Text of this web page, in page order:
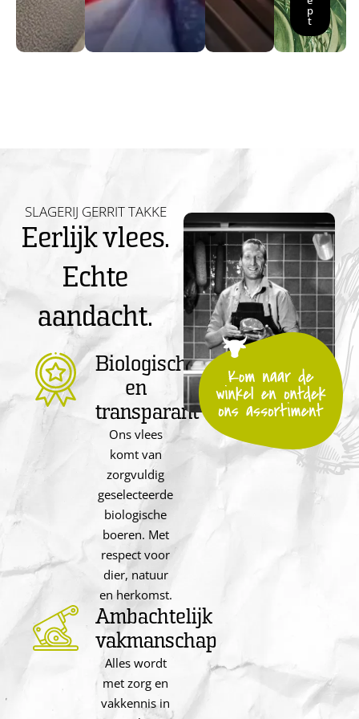
p
t
SLAGERIJ GERRIT TAKKE
Eerlijk vlees.
Echte
aandacht.
Biologisch
en
transparant
Ons vlees
komt van
zorgvuldig
geselecteerde
biologische
boeren. Met
respect voor
dier, natuur
en herkomst.
Ambachtelijk
vakmanschap
Alles wordt
met zorg en
vakkennis in